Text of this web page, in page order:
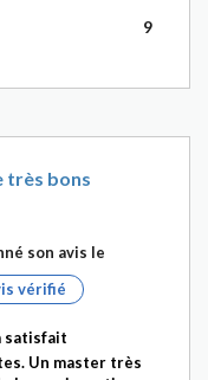
9
très bons
son avis le
vérifié
satisfait
Un master très